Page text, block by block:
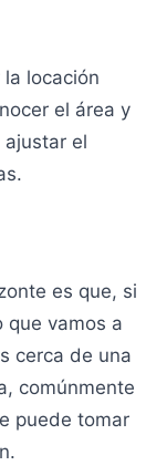
locación
el área y
el
es que, si
que vamos a
cerca de una
comúnmente
puede tomar